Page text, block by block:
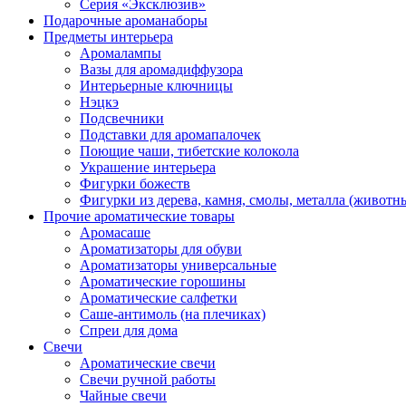
Серия «Эксклюзив»
Подарочные ароманаборы
Предметы интерьера
Аромалампы
Вазы для аромадиффузора
Интерьерные ключницы
Нэцкэ
Подсвечники
Подставки для аромапалочек
Поющие чаши, тибетские колокола
Украшение интерьера
Фигурки божеств
Фигурки из дерева, камня, смолы, металла
Прочие ароматические товары
Аромасаше
Ароматизаторы для обуви
Ароматизаторы универсальные
Ароматические горошины
Ароматические салфетки
Саше-антимоль (на плечиках)
Спреи для дома
Свечи
Ароматические свечи
Свечи ручной работы
Чайные свечи